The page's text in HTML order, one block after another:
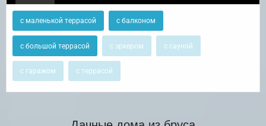
с маленькой террасой с балконом
с большой террасой с эркером с сауной
с гаражом с террасой